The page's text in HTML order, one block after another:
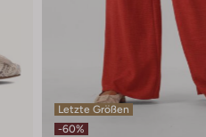
Letzte Größen
-60%